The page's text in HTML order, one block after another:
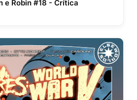
e Robin #18 - Crítica